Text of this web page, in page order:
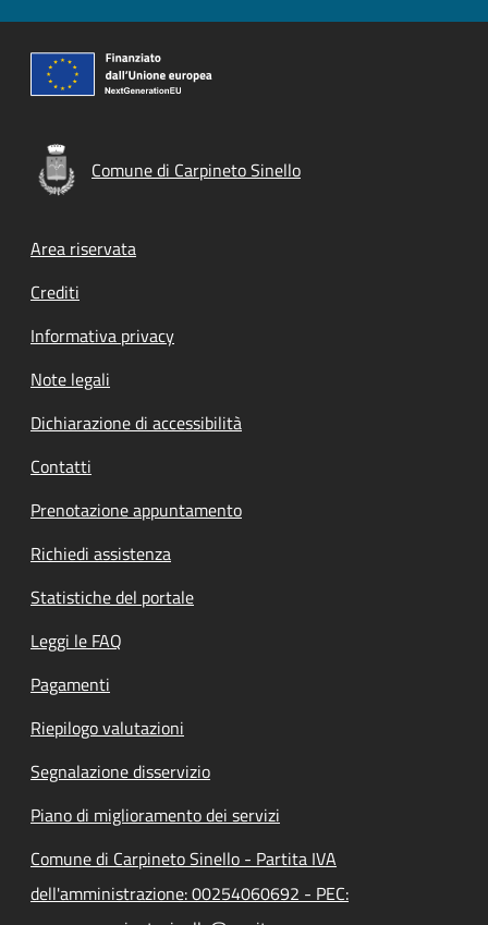
Comune di Carpineto Sinello
Footer menu
Area riservata
Crediti
Informativa privacy
Note legali
Dichiarazione di accessibilità
Contatti
Prenotazione appuntamento
Richiedi assistenza
Statistiche del portale
Leggi le FAQ
Pagamenti
Riepilogo valutazioni
Segnalazione disservizio
Piano di miglioramento dei servizi
Comune di Carpineto Sinello - Partita IVA
dell'amministrazione: 00254060692 - PEC: